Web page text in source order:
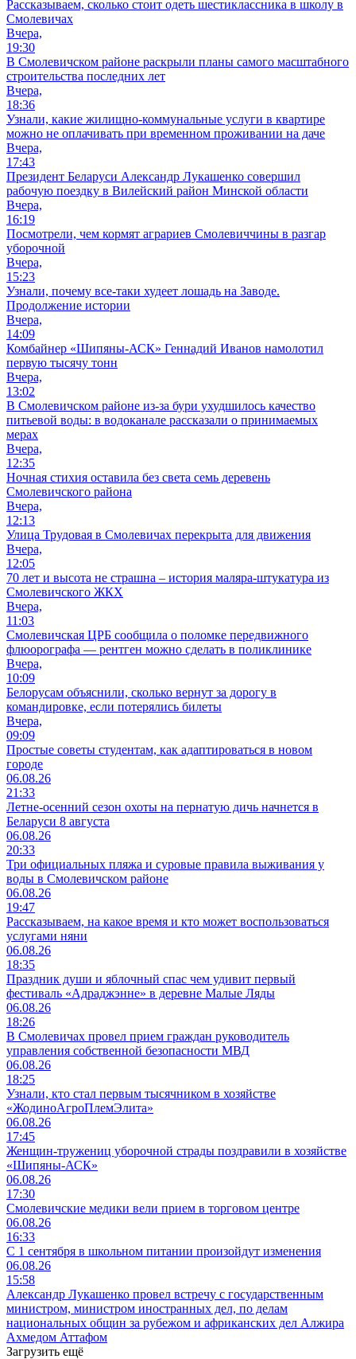
Рассказываем, сколько стоит одеть шестиклассника в школу в
Смолевичах
Вчера,
19:30
В Смолевичском районе раскрыли планы самого масштабного
строительства последних лет
Вчера,
18:36
Узнали, какие жилищно-коммунальные услуги в квартире
можно не оплачивать при временном проживании на даче
Вчера,
17:43
Президент Беларуси Александр Лукашенко совершил
рабочую поездку в Вилейский район Минской области
Вчера,
16:19
Посмотрели, чем кормят аграриев Смолевиччины в разгар
уборочной
Вчера,
15:23
Узнали, почему все-таки худеет лошадь на Заводе.
Продолжение истории
Вчера,
14:09
Комбайнер «Шипяны-АСК» Геннадий Иванов намолотил
первую тысячу тонн
Вчера,
13:02
В Смолевичском районе из‑за бури ухудшилось качество
питьевой воды: в водоканале рассказали о принимаемых
мерах
Вчера,
12:35
Ночная стихия оставила без света семь деревень
Смолевичского района
Вчера,
12:13
Улица Трудовая в Смолевичах перекрыта для движения
Вчера,
12:05
70 лет и высота не страшна – история маляра-штукатура из
Смолевичского ЖКХ
Вчера,
11:03
Смолевичская ЦРБ сообщила о поломке передвижного
флюорографа — рентген можно сделать в поликлинике
Вчера,
10:09
Белорусам объяснили, сколько вернут за дорогу в
командировке, если потерялись билеты
Вчера,
09:09
Простые советы студентам, как адаптироваться в новом
городе
06.08.26
21:33
Летне-осенний сезон охоты на пернатую дичь начнется в
Беларуси 8 августа
06.08.26
20:33
Три официальных пляжа и суровые правила выживания у
воды в Смолевичском районе
06.08.26
19:47
Рассказываем, на какое время и кто может воспользоваться
услугами няни
06.08.26
18:35
Праздник души и яблочный спас чем удивит первый
фестиваль «Адраджэнне» в деревне Малые Ляды
06.08.26
18:26
В Смолевичах провел прием граждан руководитель
управления собственной безопасности МВД
06.08.26
18:25
Узнали, кто стал первым тысячником в хозяйстве
«ЖодиноАгроПлемЭлита»
06.08.26
17:45
Женщин-тружениц уборочной страды поздравили в хозяйстве
«Шипяны-АСК»
06.08.26
17:30
Смолевичские медики вели прием в торговом центре
06.08.26
16:33
С 1 сентября в школьном питании произойдут изменения
06.08.26
15:58
Александр Лукашенко провел встречу с государственным
министром, министром иностранных дел, по делам
национальных общин за рубежом и африканских дел Алжира
Ахмедом Аттафом
Загрузить ещё